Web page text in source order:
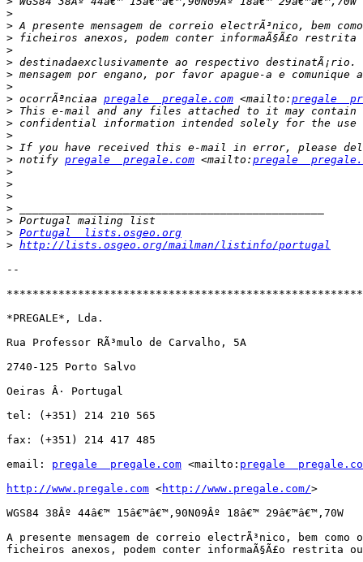
>
>
>
>
>
>
>
> ocorrÃªnciaa pregale  pregale.com <mailto: pregale
>
>
>
>
> notify pregale  pregale.com <mailto: pregale
>
>
>
>
>
> Portugal  lists.osgeo.org
> http://lists.osgeo.org/mailman/listinfo/portugal
--
*PREGALE*, Lda.
Rua Professor RÃ³mulo de Carvalho, 5A
2740-125 Porto Salvo
Oeiras Â· Portugal
tel: (+351) 214 210 565
fax: (+351) 214 417 485
email: pregale  pregale.com <mailto: pregale
http://www.pregale.com <http://www.pregale.com/>
WGS84 38Âº 44â€™ 15â€™â€™,90N09Âº 18â€™ 29â€™â€™,70W
A presente mensagem de correio electrÃ³nico, bem
ficheiros anexos, podem conter informaÃ§Ã£o restrita